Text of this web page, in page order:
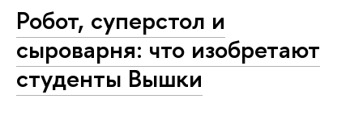
Робот, суперстол и
сыроварня: что изобретают
студенты Вышки